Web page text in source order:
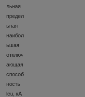
льная
предел
ьная
наибол
ьшая
отключ
ающая
способ
ность
leu, кА